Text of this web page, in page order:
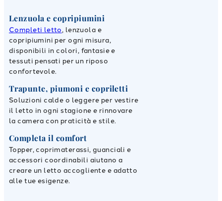
Lenzuola e copripiumini
Completi letto, lenzuola e
copripiumini per ogni misura,
disponibili in colori, fantasie e
tessuti pensati per un riposo
confortevole.
Trapunte, piumoni e copriletti
Soluzioni calde o leggere per vestire
il letto in ogni stagione e rinnovare
la camera con praticità e stile.
Completa il comfort
Topper, coprimaterassi, guanciali e
accessori coordinabili aiutano a
creare un letto accogliente e adatto
alle tue esigenze.